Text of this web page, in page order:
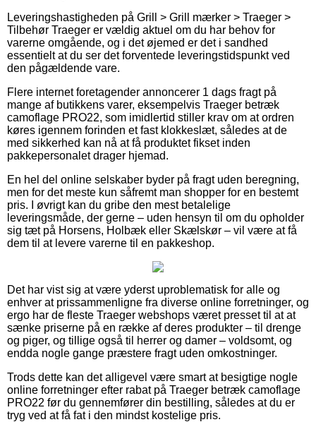
Leveringshastigheden på Grill > Grill mærker > Traeger >
Tilbehør Traeger er vældig aktuel om du har behov for
varerne omgående, og i det øjemed er det i sandhed
essentielt at du ser det forventede leveringstidspunkt ved
den pågældende vare.
Flere internet foretagender annoncerer 1 dags fragt på
mange af butikkens varer, eksempelvis Traeger betræk
camoflage PRO22, som imidlertid stiller krav om at ordren
køres igennem forinden et fast klokkeslæt, således at de
med sikkerhed kan nå at få produktet fikset inden
pakkepersonalet drager hjemad.
En hel del online selskaber byder på fragt uden beregning,
men for det meste kun såfremt man shopper for en bestemt
pris. I øvrigt kan du gribe den mest betalelige
leveringsmåde, der gerne – uden hensyn til om du opholder
sig tæt på Horsens, Holbæk eller Skælskør – vil være at få
dem til at levere varerne til en pakkeshop.
Det har vist sig at være yderst uproblematisk for alle og
enhver at prissammenligne fra diverse online forretninger, og
ergo har de fleste Traeger webshops været presset til at at
sænke priserne på en række af deres produkter – til drenge
og piger, og tillige også til herrer og damer – voldsomt, og
endda nogle gange præstere fragt uden omkostninger.
Trods dette kan det alligevel være smart at besigtige nogle
online forretninger efter rabat på Traeger betræk camoflage
PRO22 før du gennemfører din bestilling, således at du er
tryg ved at få fat i den mindst kostelige pris.